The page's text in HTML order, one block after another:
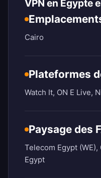
VPN en Égypte
Cairo
Plateformes
Watch It, ON E Live,
Paysage des
Telecom Egypt
Egypt